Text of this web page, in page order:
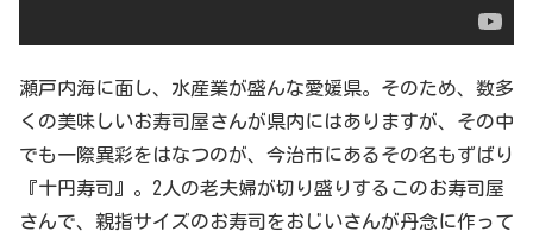
瀬戸内海に面し、水産業が盛んな愛媛県。そのため、数多
くの美味しいお寿司屋さんが県内にはありますが、その中
でも一際異彩をはなつのが、今治市にあるその名もずばり
『十円寿司』。2人の老夫婦が切り盛りするこのお寿司屋
さんで、親指サイズのお寿司をおじいさんが丹念に作って